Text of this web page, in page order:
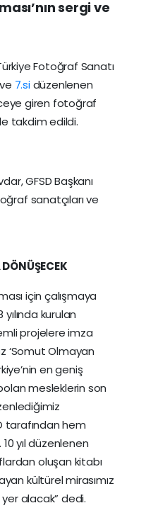
sergi ve
Fotoğraf Sanatı
7.sidüzenlenen
giren fotoğraf
takdim edildi.
GFSD Başkanı
sanatçıları ve
için çalışmaya
kurulan
projelere imza
‘Somut Olmayan
en geniş
mesleklerin son
tarafından hem
yıl düzenlenen
oluşan kitabı
kültürel mirasımız
alacak” dedi.